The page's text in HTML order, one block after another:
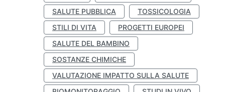
SALUTE PUBBLICA
TOSSICOLOGIA
STILI DI VITA
PROGETTI EUROPEI
SALUTE DEL BAMBINO
SOSTANZE CHIMICHE
VALUTAZIONE IMPATTO SULLA SALUTE